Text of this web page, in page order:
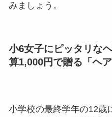
みましょう。
小6女子にピッタリな
算1,000円で贈る「ヘア
小学校の最終学年の12歳